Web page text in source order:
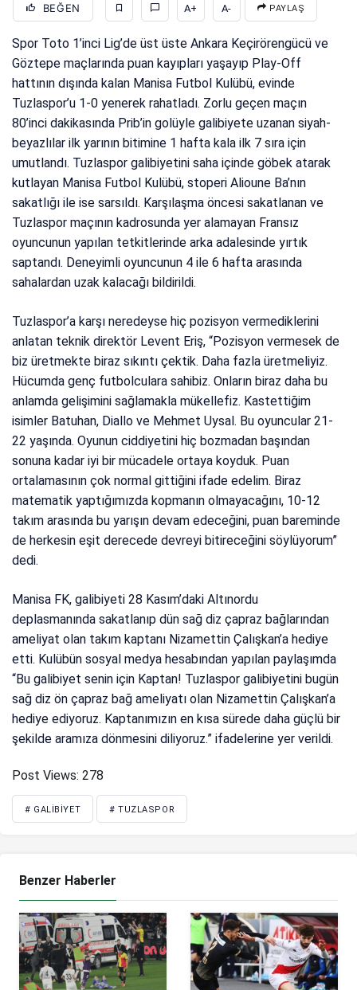
BEĞEN A+ A- PAYLAŞ
Spor Toto 1’inci Lig’de üst üste Ankara Keçirörengücü ve
Göztepe maçlarında puan kayıpları yaşayıp Play-Off
hattının dışında kalan Manisa Futbol Kulübü, evinde
Tuzlaspor’u 1-0 yenerek rahatladı. Zorlu geçen maçın
80’inci dakikasında Prib’in golüyle galibiyete uzanan siyah-
beyazlılar ilk yarının bitimine 1 hafta kala ilk 7 sıra için
umutlandı. Tuzlaspor galibiyetini saha içinde göbek atarak
kutlayan Manisa Futbol Kulübü, stoperi Alioune Ba’nın
sakatlığı ile ise sarsıldı. Karşılaşma öncesi sakatlanan ve
Tuzlaspor maçının kadrosunda yer alamayan Fransız
oyuncunun yapılan tetkitlerinde arka adalesinde yırtık
saptandı. Deneyimli oyuncunun 4 ile 6 hafta arasında
sahalardan uzak kalacağı bildirildi.
Tuzlaspor’a karşı neredeyse hiç pozisyon vermediklerini
anlatan teknik direktör Levent Eriş, “Pozisyon vermesek de
biz üretmekte biraz sıkıntı çektik. Daha fazla üretmeliyiz.
Hücumda genç futbolculara sahibiz. Onların biraz daha bu
anlamda gelişimini sağlamakla mükellefiz. Kastettiğim
isimler Batuhan, Diallo ve Mehmet Uysal. Bu oyuncular 21-
22 yaşında. Oyunun ciddiyetini hiç bozmadan başından
sonuna kadar iyi bir mücadele ortaya koyduk. Puan
ortalamasının çok normal gittiğini ifade edelim. Biraz
matematik yaptığımızda kopmanın olmayacağını, 10-12
takım arasında bu yarışın devam edeceğini, puan bareminde
de herkesin eşit derecede devreyi bitireceğini söylüyorum”
dedi.
Manisa FK, galibiyeti 28 Kasım’daki Altınordu
deplasmanında sakatlanıp dün sağ diz çapraz bağlarından
ameliyat olan takım kaptanı Nizamettin Çalışkan’a hediye
etti. Kulübün sosyal medya hesabından yapılan paylaşımda
“Bu galibiyet senin için Kaptan! Tuzlaspor galibiyetini bugün
sağ diz ön çapraz bağ ameliyatı olan Nizamettin Çalışkan’a
hediye ediyoruz. Kaptanımızın en kısa sürede daha güçlü bir
şekilde aramıza dönmesini diliyoruz.” ifadelerine yer verildi.
Post Views: 278
# GALIBIYET # TUZLASPOR
Benzer Haberler